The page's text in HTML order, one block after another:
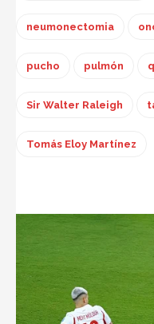
neumonectomia
pucho pulmón
Sir Walter Raleigh
Tomás Eloy Martínez